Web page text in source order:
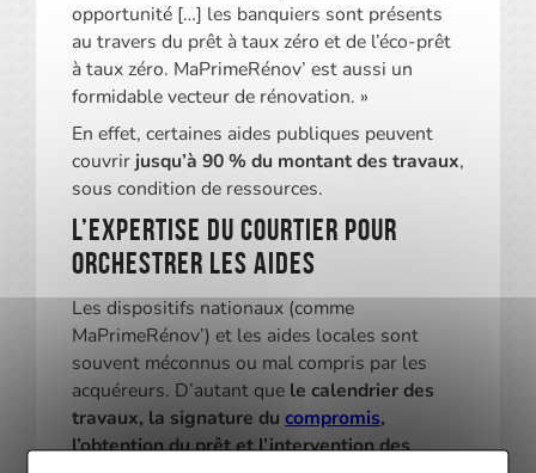
opportunité […] les banquiers sont présents
au travers du prêt à taux zéro et de l’éco-prêt
à taux zéro. MaPrimeRénov’ est aussi un
formidable vecteur de rénovation. »
En effet, certaines aides publiques peuvent
couvrir jusqu’à 90 % du montant des travaux,
sous condition de ressources.
L’expertise du courtier pour
orchestrer les aides
Les dispositifs nationaux (comme
MaPrimeRénov’) et les aides locales sont
souvent méconnus ou mal compris par les
acquéreurs. D’autant que le calendrier des
travaux, la signature du compromis,
l’obtention du prêt et l’intervention des